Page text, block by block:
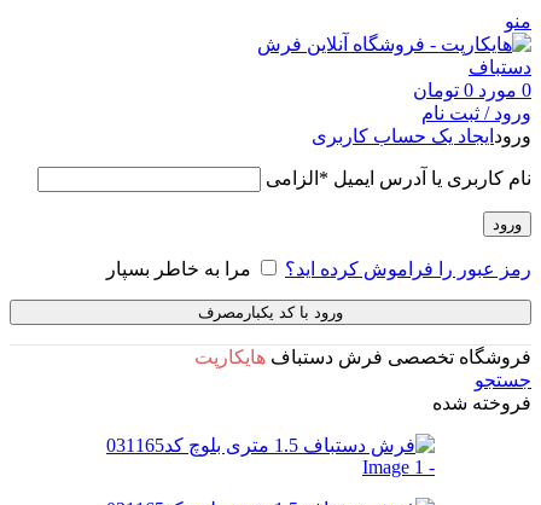
منو
0 مورد 0 تومان
ورود / ثبت نام
ورود ایجاد یک حساب کاربری
نام کاربری یا آدرس ایمیل * الزامی
ورود
رمز عبور را فراموش کرده اید؟ مرا به خاطر بسپار
ورود با کد یکبارمصرف
فروشگاه تخصصی فرش دستباف هایکارپت
جستجو
فروخته شده